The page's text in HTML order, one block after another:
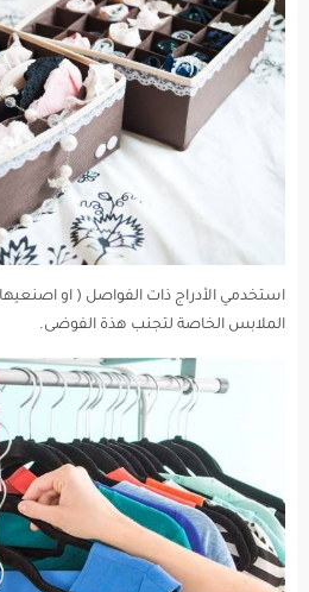
استخدمي الأدراج ذات الفواصل ( او
الملابس الخاصة لتجنب هذة الفوضى.